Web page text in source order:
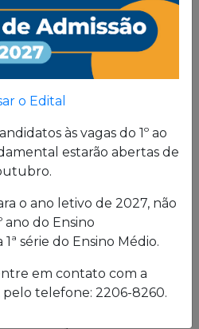
valores cristãos e um
acadêmico.
física
excelente estrutura para
em período integral.
Física e Biologia; salas
biblioteca; cybersala;
piscina
o Edital
às vagas do 1º ao
estarão abertas de
o ano letivo de 2027, não
ano do Ensino
série do Ensino Médio.
em contato com a
pelo telefone: 2206-8260.